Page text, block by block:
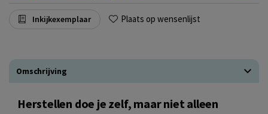
Inkijkexemplaar Plaats op wensenlijst
Omschrijving
Herstellen doe je zelf, maar niet alleen